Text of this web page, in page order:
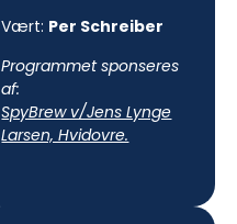
Vært: Per Schreiber
Programmet sponseres
af:
SpyBrew v/Jens Lynge
Larsen, Hvidovre.